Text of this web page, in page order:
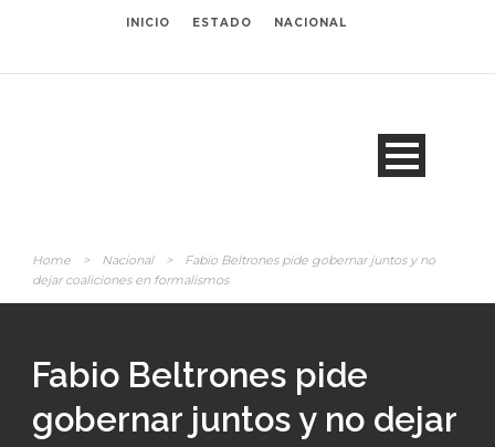
INICIO ESTADO NACIONAL
Home > Nacional >
Fabio Beltrones pide gobernar juntos y no
dejar coaliciones en formalismos
Fabio Beltrones pide
gobernar juntos y no dejar